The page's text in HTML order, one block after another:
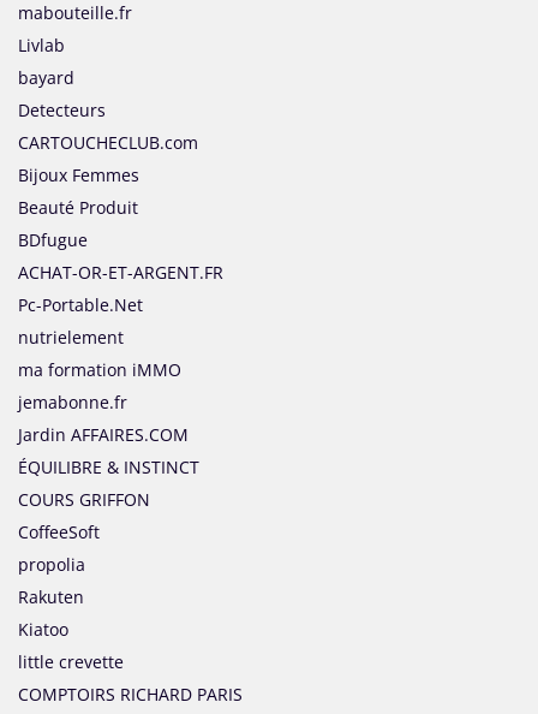
mabouteille.fr
Livlab
bayard
Detecteurs
CARTOUCHECLUB.com
Bijoux Femmes
Beauté Produit
BDfugue
ACHAT-OR-ET-ARGENT.FR
Pc-Portable.Net
nutrielement
ma formation iMMO
jemabonne.fr
Jardin AFFAIRES.COM
ÉQUILIBRE & INSTINCT
COURS GRIFFON
CoffeeSoft
propolia
Rakuten
Kiatoo
little crevette
COMPTOIRS RICHARD PARIS